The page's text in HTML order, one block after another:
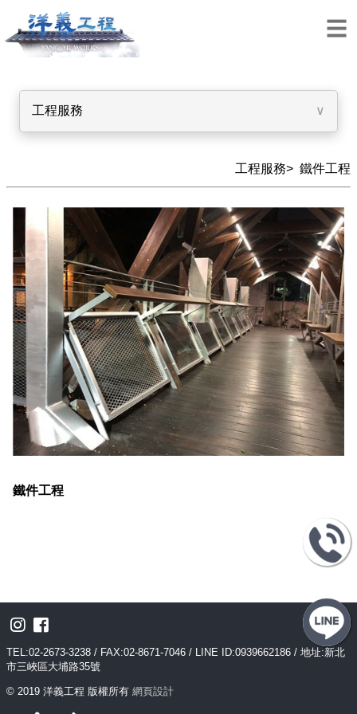
工程服務 ∨
工程服務> 鐵件工程
鐵件工程
TEL:02-2673-3238 / FAX:02-8671-7046 / LINE ID:0939662186 / 地址:新北
市三峽區大埔路35號
© 2019 洋義工程 版權所有 網頁設計